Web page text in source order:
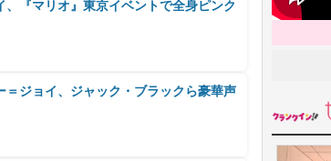
、『マリオ』東京イベントで全身ピンク
＝ジョイ、ジャック・ブラックら豪華声